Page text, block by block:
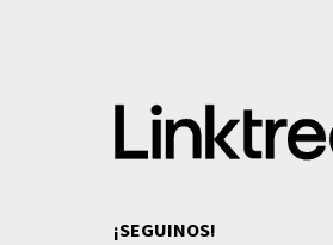
¡SEGUINOS!